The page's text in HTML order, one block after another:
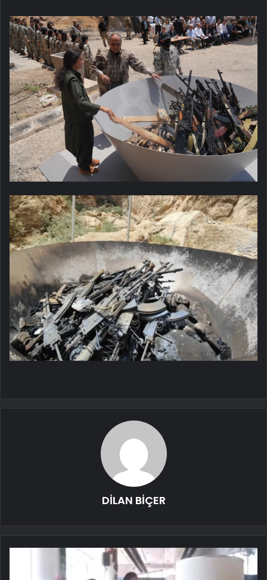
DİLAN BİÇER